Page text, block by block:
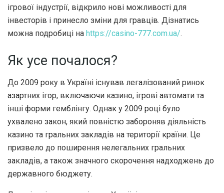
ігрової індустрії, відкрило нові можливості для
інвесторів і принесло зміни для гравців. Дізнатись
можна подробиці на https://casino-777.com.ua/.
Як усе почалося?
До 2009 року в Україні існував легалізований ринок
азартних ігор, включаючи казино, ігрові автомати та
інші форми гемблінгу. Однак у 2009 році було
ухвалено закон, який повністю забороняв діяльність
казино та гральних закладів на території країни. Це
призвело до поширення нелегальних гральних
закладів, а також значного скорочення надходжень до
державного бюджету.